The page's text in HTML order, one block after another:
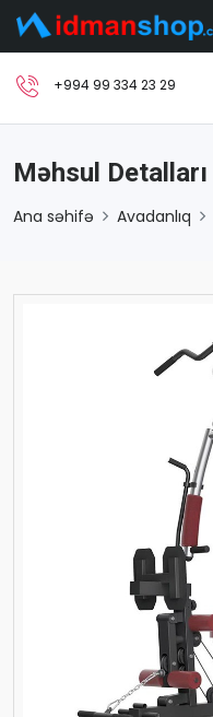
+994 99 334 23 29
Məhsul Detalları
Ana səhifə Avadanlıq